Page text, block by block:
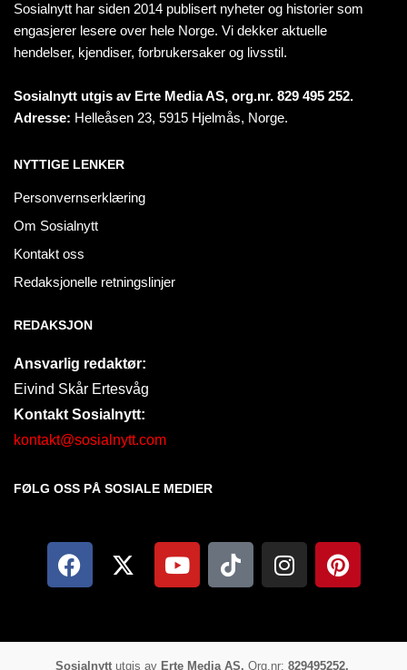
Sosialnytt har siden 2014 publisert nyheter og historier som
engasjerer lesere over hele Norge. Vi dekker aktuelle
hendelser, kjendiser, forbrukersaker og livsstil.
Sosialnytt utgis av Erte Media AS, org.nr. 829 495 252.
Adresse: Helleåsen 23, 5915 Hjelmås, Norge.
NYTTIGE LENKER
Personvernserklæring
Om Sosialnytt
Kontakt oss
Redaksjonelle retningslinjer
REDAKSJON
Ansvarlig redaktør:
Eivind Skår Ertesvåg
Kontakt Sosialnytt:
kontakt@sosialnytt.com
FØLG OSS PÅ SOSIALE MEDIER​
Sosialnyttutgis av Erte Media AS. Org.nr: 829495252.